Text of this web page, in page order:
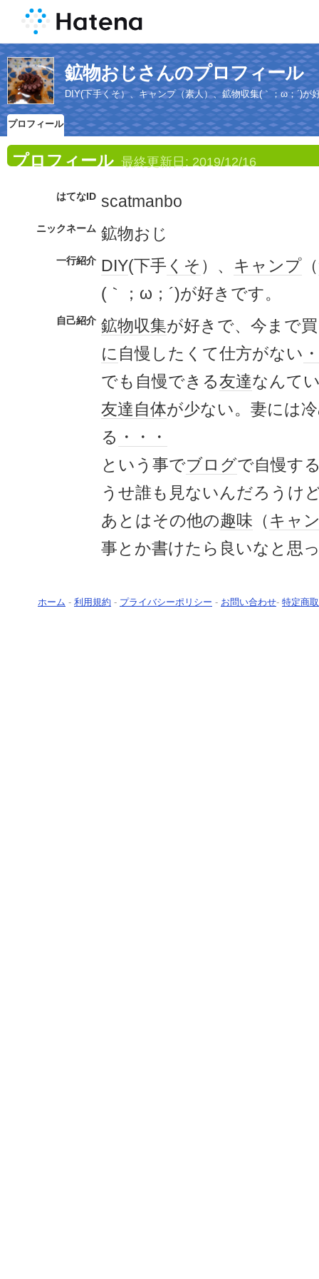
鉱物おじさんのプロフィール
DIY(下手くそ）、キャンプ（素人）、鉱物収集(｀；ω；´)が
プロフィール
プロフィール 最終更新日: 2019/12/16
はてなID scatmanbo
ニックネーム 鉱物おじ
一行紹介 DIY(下手 くそ ）、 キャンプ （
(｀；ω；´)が好きです。
自己紹介 鉱物収集が好きで、今まで
に 自慢したくて仕方がない
でも自慢できる友達なんて
友達自体が少ない。妻には
る ・・・
という事でブログで自慢す
うせ誰も見ないんだろうけ
あとはその他の趣味 （キャ
事とか書けたら良いなと思
ホーム - 利用規約 - プライバシーポリシー - お問い合わせ- 特定商